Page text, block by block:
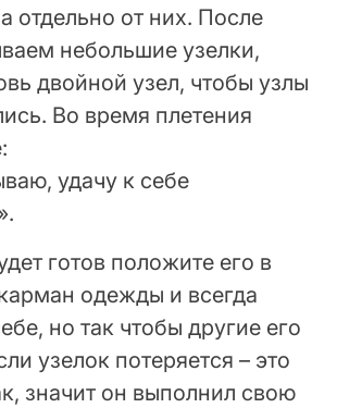
отдельно от них. После
небольшие узелки,
двойной узел, чтобы узлы
Во время плетения
удачу к себе
готов положите его в
одежды и всегда
но так чтобы другие его
узелок потеряется – это
значит он выполнил свою